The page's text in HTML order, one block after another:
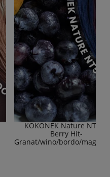
KOKONEK Nature NT577
Berry Hit-
Granat/wino/bordo/